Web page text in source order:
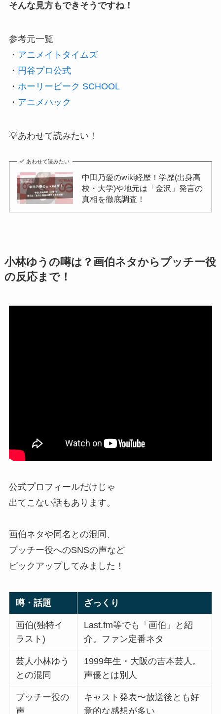
そんな見方もできそうですね！
参考元一覧
・ アニメイトタイムズ
・ 円谷プロ公式
・ ホーリーピーク SCHOOL
・ アニメハック
💡あわせて読みたい！
あわせて読みたい
中田乃愛のwiki経歴！学歴(出身高
校・大学)や地元は「金沢」発言の
真相を徹底調査！
小林ゆうの噂は？画伯ネタからプッチー役
の反応まで！
公式プロフィールだけじゃ
出てこない話もあります。
画伯ネタや同名との混同、
プッチー役へのSNSの声など
ピックアップしてみました！
噂・話題 ざっくり
画伯(独特イ
ラスト)
Last.fm等でも「画伯」と紹
介。ファン定番ネタ
芸人小林ゆう
との混同
1999年生・大阪の吉本芸人。
声優とは別人
プッチー役の
声
キャスト発表〜放送後とも好
意的な感想が多い